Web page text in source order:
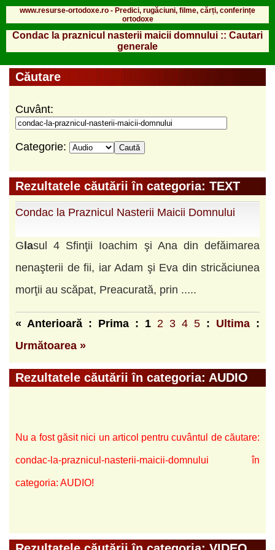
www.resurse-ortodoxe.ro - Predici, rugăciuni, filme, cărți, conferințe
ortodoxe
Condac la praznicul nasterii maicii domnului :: Cautari
generale
Căutare
Cuvânt:
Categorie:
Rezultatele căutării în categoria: TEXT
Condac la Praznicul Nasterii Maicii Domnului
G lasul 4 Sfinţii Ioachim şi Ana din defăimarea
nenaşterii de fii, iar Adam şi Eva din stricăciunea
morţii au scăpat, Preacurată, prin .....
« Anterioară : Prima : 1 2 3 4 5 : Ultima :
Următoarea »
Rezultatele căutării în categoria: AUDIO
Nu a fost găsit nici un articol pentru cuvântul de căutare:
condac-la-praznicul-nasterii-maicii-domnului în
categoria: AUDIO!